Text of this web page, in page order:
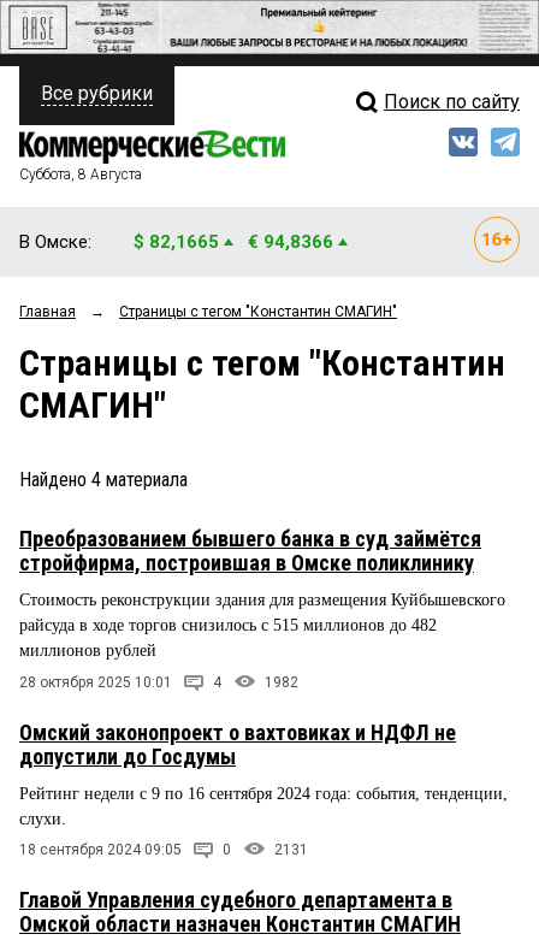
ПОЛИТИКА
ФИНАНСЫ
ОБЩЕСТВО
ЗАКОН
ПРОИСШЕСТВИЯ
СТИЛЬ ЖИЗНИ
Свежий выпуск
Мнения
Рейтинги
Все рубрики Поиск по сайту
Суббота, 8 Августа
В Омске: $ 82,1665 € 94,8366
Главная → Страницы c тегом "Константин СМАГИН"
Страницы c тегом "Константин
СМАГИН"
Найдено 4 материала
Преобразованием бывшего банка в суд займётся
стройфирма, построившая в Омске поликлинику
Стоимость реконструкции здания для размещения Куйбышевского
райсуда в ходе торгов снизилось с 515 миллионов до 482
миллионов рублей
28 октября 2025 10:01 4 1982
Омский законопроект о вахтовиках и НДФЛ не
допустили до Госдумы
Рейтинг недели с 9 по 16 сентября 2024 года: события, тенденции,
слухи.
18 сентября 2024 09:05 0 2131
Главой Управления судебного департамента в
Омской области назначен Константин СМАГИН